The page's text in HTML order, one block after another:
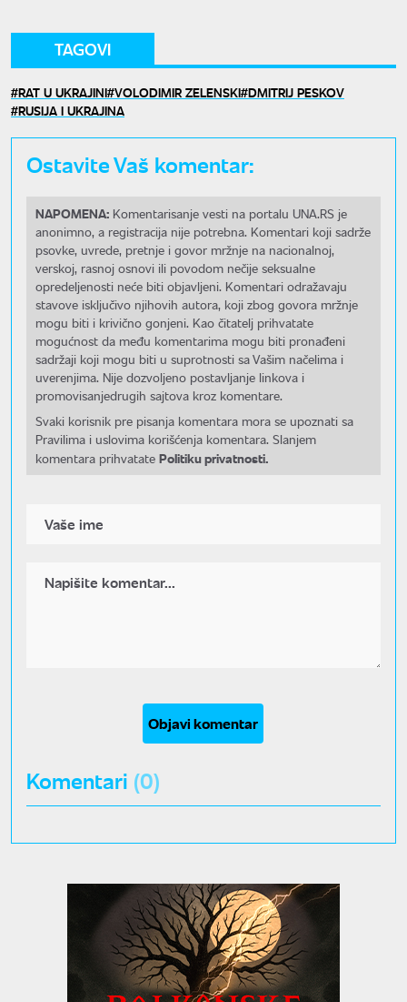
TAGOVI
RAT U UKRAJINI VOLODIMIR ZELENSKI DMITRIJ PESKOV
RUSIJA I UKRAJINA
Ostavite Vaš komentar:
NAPOMENA: Komentarisanje vesti na portalu UNA.RS je
anonimno, a registracija nije potrebna. Komentari koji sadrže
psovke, uvrede, pretnje i govor mržnje na nacionalnoj,
verskoj, rasnoj osnovi ili povodom nečije seksualne
opredeljenosti neće biti objavljeni. Komentari odražavaju
stavove isključivo njihovih autora, koji zbog govora mržnje
mogu biti i krivično gonjeni. Kao čitatelj prihvatate
mogućnost da među komentarima mogu biti pronađeni
sadržaji koji mogu biti u suprotnosti sa Vašim načelima i
uverenjima. Nije dozvoljeno postavljanje linkova i
promovisanjedrugih sajtova kroz komentare.
Svaki korisnik pre pisanja komentara mora se upoznati sa
Pravilima i uslovima korišćenja komentara. Slanjem
komentara prihvatate Politiku privatnosti.
Objavi komentar
Komentari (0)